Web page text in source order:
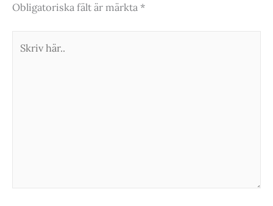
Obligatoriska fält är märkta *